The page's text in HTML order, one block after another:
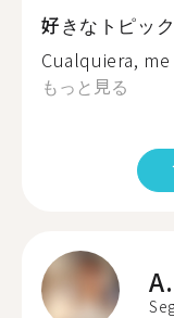
好きなトピック
Cualquiera,
もっと見る
A.